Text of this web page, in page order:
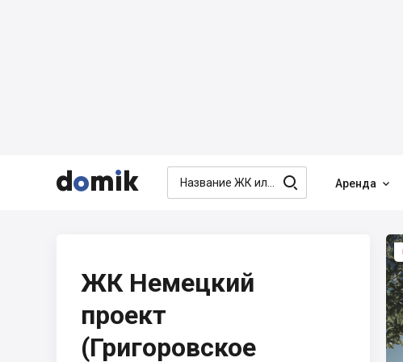


  Аренда 
ЖК Немецкий
проект
(Григоровское